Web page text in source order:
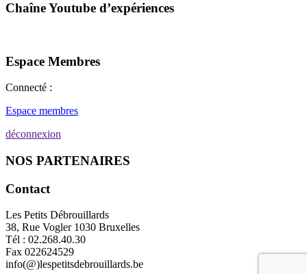
Chaîne Youtube d’expériences
Espace Membres
Connecté :
Espace membres
déconnexion
NOS PARTENAIRES
Contact
Les Petits Débrouillards
38, Rue Vogler 1030 Bruxelles
Tél : 02.268.40.30
Fax 022624529
info(@)lespetitsdebrouillards.be